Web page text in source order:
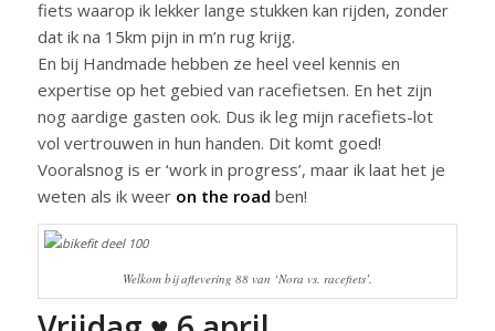
fiets waarop ik lekker lange stukken kan rijden, zonder
dat ik na 15km pijn in m’n rug krijg.
En bij Handmade hebben ze heel veel kennis en
expertise op het gebied van racefietsen. En het zijn
nog aardige gasten ook. Dus ik leg mijn racefiets-lot
vol vertrouwen in hun handen. Dit komt goed!
Vooralsnog is er ‘work in progress’, maar ik laat het je
weten als ik weer on the road ben!
Welkom bij aflevering 88 van ‘Nora vs. racefiets’.